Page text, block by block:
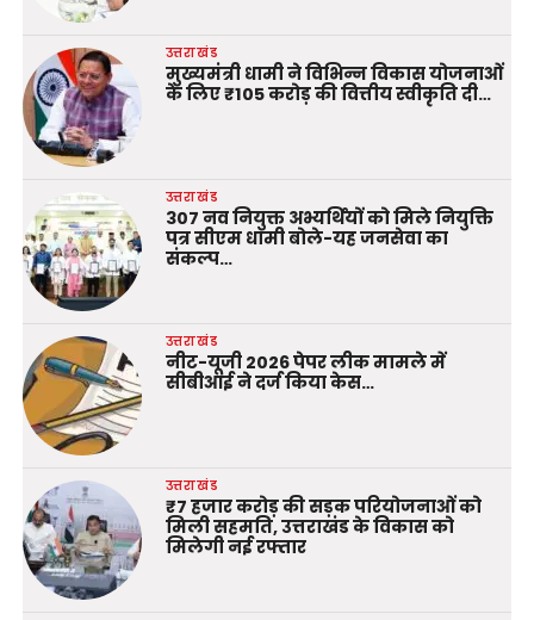
उत्तराखंड
मुख्यमंत्री धामी ने विभिन्न विकास योजनाओं
के लिए ₹105 करोड़ की वित्तीय स्वीकृति दी…
उत्तराखंड
307 नव नियुक्त अभ्यर्थियों को मिले नियुक्ति
पत्र सीएम धामी बोले-यह जनसेवा का
संकल्प…
उत्तराखंड
नीट-यूजी 2026 पेपर लीक मामले में
सीबीआई ने दर्ज किया केस…
उत्तराखंड
₹7 हजार करोड़ की सड़क परियोजनाओं को
मिली सहमति, उत्तराखंड के विकास को
मिलेगी नई रफ्तार